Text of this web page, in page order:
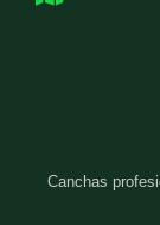
Canchas